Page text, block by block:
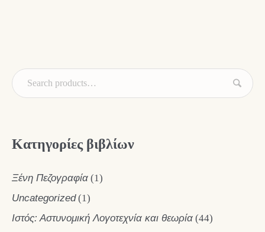
Κατηγορίες βιβλίων
Ξένη Πεζογραφία (1)
Uncategorized (1)
Ιστός: Αστυνομική Λογοτεχνία και θεωρία (44)